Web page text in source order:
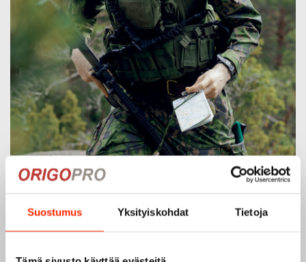
Suostumus Yksityiskohdat Tietoja